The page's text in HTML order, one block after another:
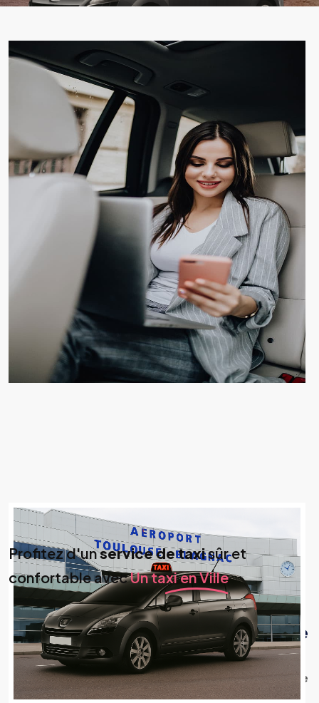
Profitez d'unservice de taxisûr et
confortable avecUn taxi en Ville
Votre service de taxi à Cugnaux
Des trajets confortables avec votre
chauffeur professionnelle
Bienvenue chezUn Taxi en Ville , votre chauffeur privée
à Cugnaux . Je vous accompagne pour tous vos